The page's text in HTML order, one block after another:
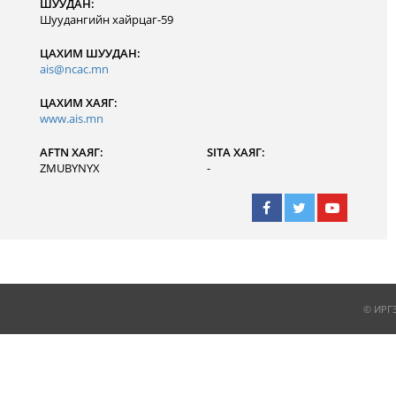
ШУУДАН:
Шуудангийн хайрцаг-59
ЦАХИМ ШУУДАН:
ais@ncac.mn
ЦАХИМ ХАЯГ:
www.ais.mn
AFTN ХАЯГ:
ZMUBYNYX
SITA ХАЯГ:
-
©